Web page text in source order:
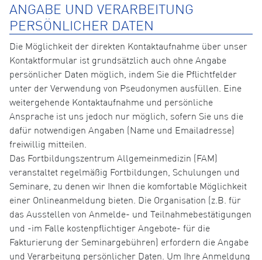
ANGABE UND VERARBEITUNG
PERSÖNLICHER DATEN
Die Möglichkeit der direkten Kontaktaufnahme über unser
Kontaktformular ist grundsätzlich auch ohne Angabe
persönlicher Daten möglich, indem Sie die Pflichtfelder
unter der Verwendung von Pseudonymen ausfüllen. Eine
weitergehende Kontaktaufnahme und persönliche
Ansprache ist uns jedoch nur möglich, sofern Sie uns die
dafür notwendigen Angaben (Name und Emailadresse)
freiwillig mitteilen.
Das Fortbildungszentrum Allgemeinmedizin (FAM)
veranstaltet regelmäßig Fortbildungen, Schulungen und
Seminare, zu denen wir Ihnen die komfortable Möglichkeit
einer Onlineanmeldung bieten. Die Organisation (z.B. für
das Ausstellen von Anmelde- und Teilnahmebestätigungen
und -im Falle kostenpflichtiger Angebote- für die
Fakturierung der Seminargebühren) erfordern die Angabe
und Verarbeitung persönlicher Daten. Um Ihre Anmeldung